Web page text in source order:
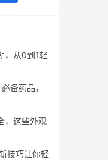
，从0到1轻
备药品，
，这些外观
技巧让你轻